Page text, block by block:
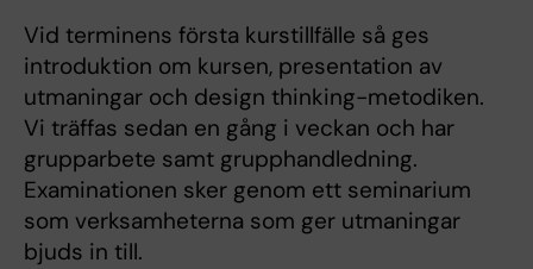
Vid terminens första kurstillfälle så ges
introduktion om kursen, presentation av
utmaningar och design thinking-metodiken.
Vi träffas sedan en gång i veckan och har
grupparbete samt grupphandledning.
Examinationen sker genom ett seminarium
som verksamheterna som ger utmaningar
bjuds in till.